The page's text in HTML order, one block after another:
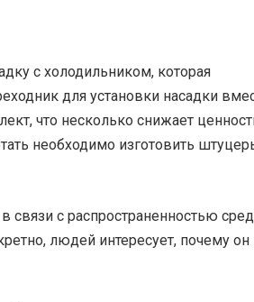
с холодильником, которая
для установки насадки
что несколько снижает
необходимо изготовить
связи с распространенностью
людей интересует, почему он